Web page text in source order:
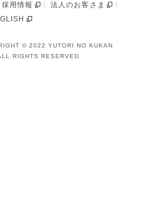
採用情報
法人のお客さま
© 2022 YUTORI NO KUKAN
RIGHTS RESERVED.